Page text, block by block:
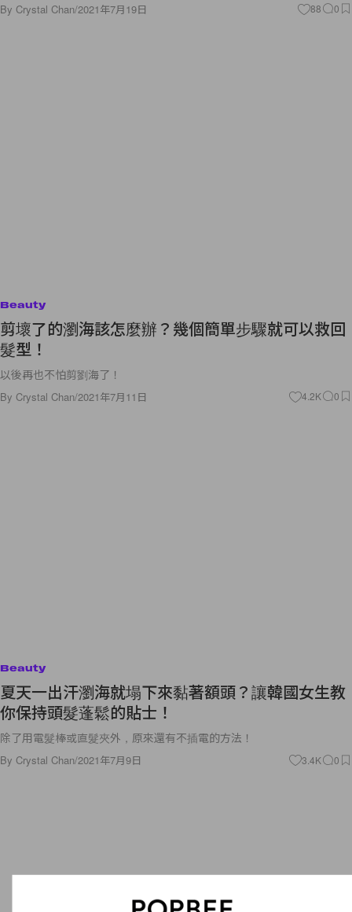
By Crystal Chan/2021年7月19日 88 0
Beauty
剪壞了的瀏海該怎麼辦？幾個簡單步驟就可以救回
髮型！
以後再也不怕剪劉海了！
By Crystal Chan/2021年7月11日 4.2K 0
Beauty
夏天一出汗瀏海就塌下來黏著額頭？讓韓國女生教
你保持頭髮蓬鬆的貼士！
除了用電髮棒或直髮夾外，原來還有不插電的方法！
By Crystal Chan/2021年7月9日 3.4K 0